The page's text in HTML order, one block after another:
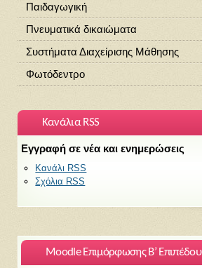
Παιδαγωγική
Πνευματικά δικαιώματα
Συστήματα Διαχείρισης Μάθησης
Φωτόδεντρο
Κανάλια RSS
Εγγραφή σε νέα και ενημερώσεις
Κανάλι RSS
Σχόλια RSS
Moodle Επιμόρφωσης Β’ Επιπέδου